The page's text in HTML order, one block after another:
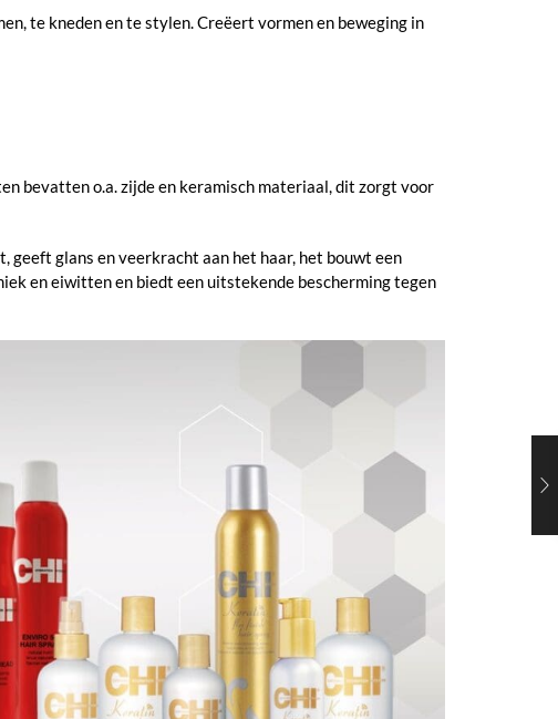
te kneden en te stylen. Creëert vormen en beweging in
bevatten o.a. zijde en keramisch materiaal, dit zorgt voor
glans en veerkracht aan het haar, het bouwt een
en eiwitten en biedt een uitstekende bescherming tegen